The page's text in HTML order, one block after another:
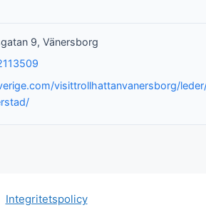
9, Vänersborg
visittrollhattanvanersborg/
Integritetspolicy